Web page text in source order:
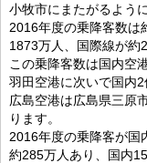
小牧市にまたがるよう
2016年度の乗降客数は
1873万人、国際線が約
この乗降客数は国内空
羽田空港に次いで国内2
広島空港は広島県三原
ります。
2016年度の乗降客が国
約285万人あり、国内